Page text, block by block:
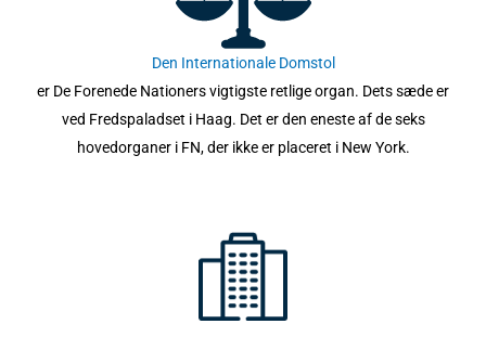
Den Internationale Domstol
er De Forenede Nationers vigtigste retlige organ. Dets sæde er
ved Fredspaladset i Haag. Det er den eneste af de seks
hovedorganer i FN, der ikke er placeret i New York.